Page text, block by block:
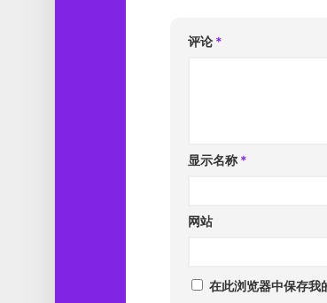
评论 *
显示名称 *
网站
在此浏览器中保存我